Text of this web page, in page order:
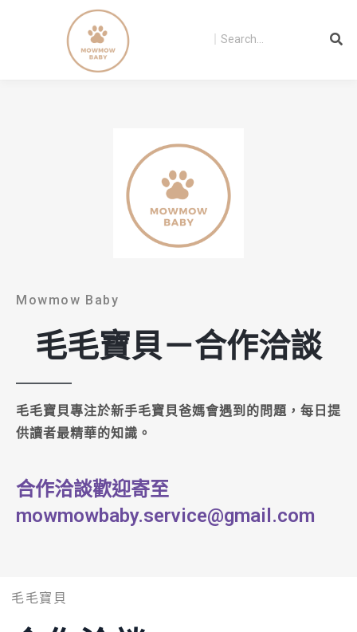
Mowmow Baby
毛毛寶貝－合作洽談
毛毛寶貝專注於新手毛寶貝爸媽會遇到的問題，每日提
供讀者最精華的知識。
合作洽談歡迎寄至
mowmowbaby.service@gmail.com
毛毛寶貝